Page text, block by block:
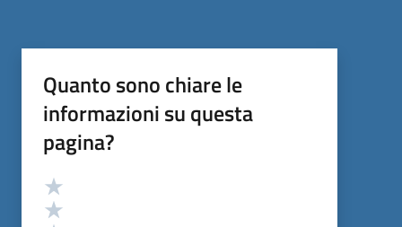
Quanto sono chiare le
informazioni su questa
pagina?
Valutazione